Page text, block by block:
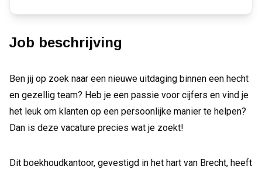
Job beschrijving
Ben jij op zoek naar een nieuwe uitdaging binnen een hecht
en gezellig team? Heb je een passie voor cijfers en vind je
het leuk om klanten op een persoonlijke manier te helpen?
Dan is deze vacature precies wat je zoekt!
Dit boekhoudkantoor, gevestigd in het hart van Brecht, heeft